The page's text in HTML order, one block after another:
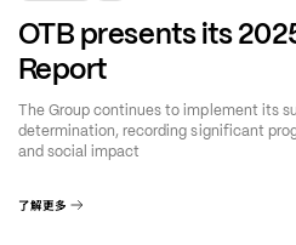
OTB presents its
Report
The Group continues to implement its
determination, recording significant
and social impact
了解更多